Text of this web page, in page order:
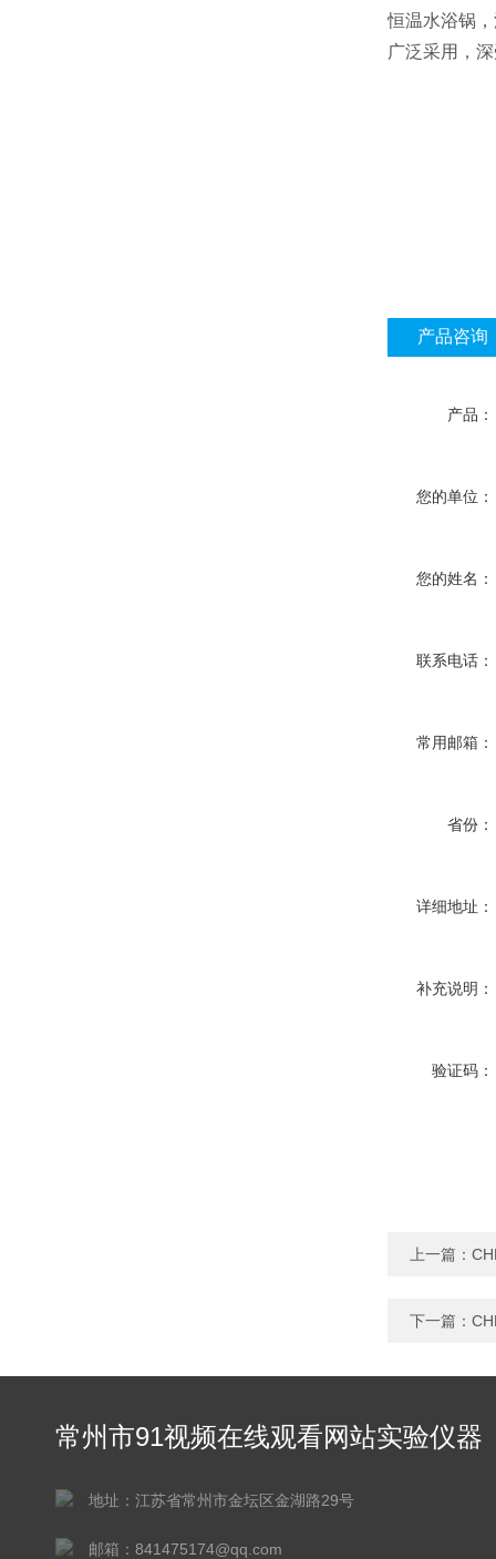
恒温水浴锅
广泛采用，
产品咨询
产品：
您的单位：
您的姓名：
联系电话：
常用邮箱：
省份：
详细地址：
补充说明：
验证码：
上一篇：
下一篇：
常州市91视频在线观看网站实验仪器
地址：江苏省常州市金坛区金湖路29号
邮箱：841475174@qq.com